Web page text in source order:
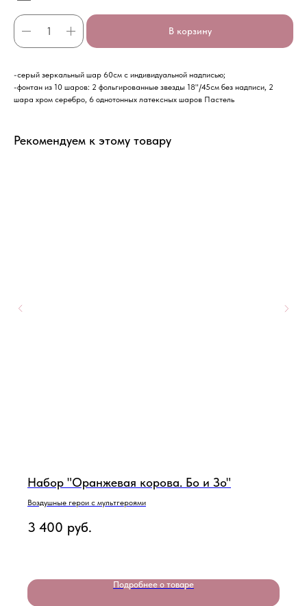
В корзину
-серый зеркальный шар 60см с индивидуальной надписью;
-фонтан из 10 шаров: 2 фольгированные звезды 18"/45см без надписи, 2
шара хром серебро, 6 однотонных латексных шаров Пастель
Рекомендуем к этому товару
Набор "Оранжевая корова. Бо и Зо"
Воздушные герои с мультгероями
3 400 руб.
Подробнее о товаре